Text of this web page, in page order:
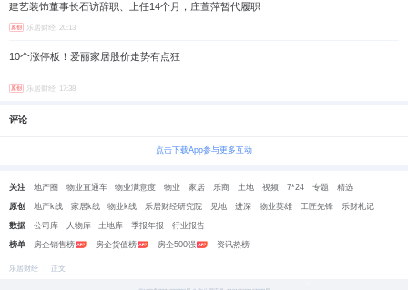
建艺装饰董事长石访辞职、上任14个月，庄萱萍暂代履职
原创 乐居财经 20:13
10个涨停板！爱丽家居股价走势有点狂
原创 乐居财经 17:38
评论
点击下载App参与更多互动
关注 地产圈 物业直通车 物业满意度 物业 家居 乐商 土地 视频 7*24 专题 精选
原创 地产k线 家居k线 物业k线 乐居财经研究院 见地 进深 物业英雄 工匠先锋 乐财札记
数据 公司库 人物库 土地库 季报年报 行业报告
榜单 房企销售榜 房企货值榜 房企500强 资讯热榜
乐居财经 正文